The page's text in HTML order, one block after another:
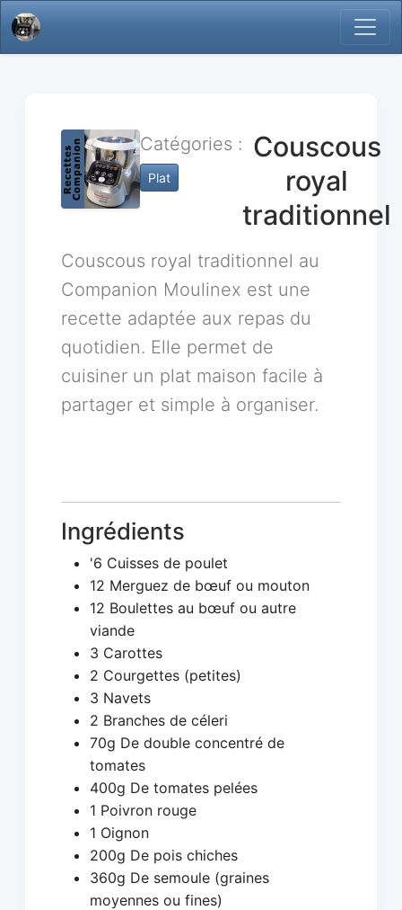
Catégories :
Plat
Couscous
royal
traditionnel
Couscous royal traditionnel au
Companion Moulinex est une
recette adaptée aux repas du
quotidien. Elle permet de
cuisiner un plat maison facile à
partager et simple à organiser.
Ingrédients
'6 Cuisses de poulet
12 Merguez de bœuf ou mouton
12 Boulettes au bœuf ou autre
viande
3 Carottes
2 Courgettes (petites)
3 Navets
2 Branches de céleri
70g De double concentré de
tomates
400g De tomates pelées
1 Poivron rouge
1 Oignon
200g De pois chiches
360g De semoule (graines
moyennes ou fines)